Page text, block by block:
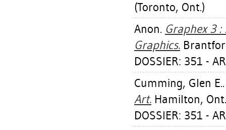
(Toronto, Ont.)
Anon. Graphex 3
Graphics.
DOSSIER: 351 -
Cumming, Glen E.
Art. Hamilton,
DOSSIER: 351 -